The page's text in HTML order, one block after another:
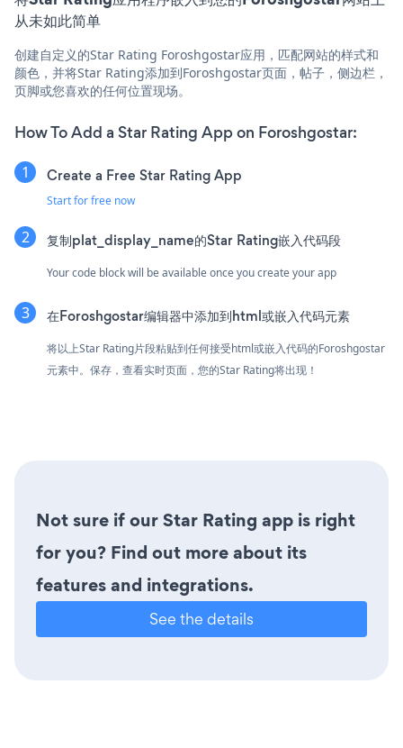
从未如此简单
创建自定义的Star Rating Foroshgostar应用，匹配网站的样式和
颜色，并将Star Rating添加到Foroshgostar页面，帖子，侧边栏，
页脚或您喜欢的任何位置现场。
How To Add a Star Rating App on Foroshgostar:
Create a Free Star Rating App
Start for free now
复制plat_display_name的Star Rating嵌入代码段
Your code block will be available once you create your app
在Foroshgostar编辑器中添加到html或嵌入代码元素
将以上Star Rating片段粘贴到任何接受html或嵌入代码的Foroshgostar
元素中。保存，查看实时页面，您的Star Rating将出现！
Not sure if our Star Rating app is right
for you? Find out more about its
features and integrations.
See the details